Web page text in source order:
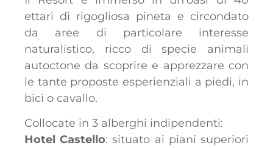
ettari di rigogliosa pineta e circondato
da aree di particolare interesse
naturalistico, ricco di specie animali
autoctone da scoprire e apprezzare con
le tante proposte esperienziali a piedi, in
bici o cavallo.
Collocate in 3 alberghi indipendenti:
Hotel Castello: situato ai piani superiori